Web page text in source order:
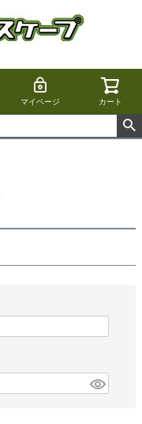
マイページ カート